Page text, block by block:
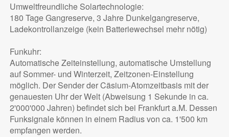
Umweltfreundliche Solartechnologie:
180 Tage Gangreserve, 3 Jahre Dunkelgangreserve,
Ladekontrollanzeige (kein Batteriewechsel mehr nötig)
Funkuhr:
Automatische Zeiteinstellung, automatische Umstellung
auf Sommer- und Winterzeit, Zeitzonen-Einstellung
möglich. Der Sender der Cäsium-Atomzeitbasis mit der
genauesten Uhr der Welt (Abweisung 1 Sekunde in ca.
2'000'000 Jahren) befindet sich bei Frankfurt a.M. Dessen
Funksignale können in einem Radius von ca. 1'500 km
empfangen werden.